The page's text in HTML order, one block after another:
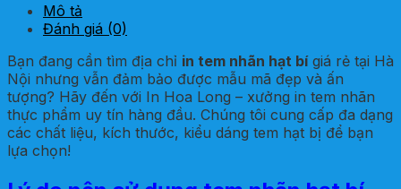
Mô tả
Đánh giá (0)
Bạn đang cần tìm địa chỉ in tem nhãn hạt bígiá rẻ tại Hà
Nội nhưng vẫn đảm bảo được mẫu mã đẹp và ấn
tượng? Hãy đến với In Hoa Long – xưởng in tem nhãn
thực phẩm uy tín hàng đầu. Chúng tôi cung cấp đa dạng
các chất liệu, kích thước, kiểu dáng tem hạt bị để bạn
lựa chọn!